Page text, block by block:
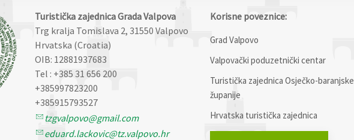
Turistička zajednica Grada Valpova
Trg kralja Tomislava 2, 31550 Valpovo
Hrvatska (Croatia)
OIB: 12881937683
Tel : +385 31 656 200
+385997823200
+385915793527
tzgvalpovo@gmail.com
eduard.lackovic@tz.valpovo.hr
Korisne poveznice:
Grad Valpovo
Valpovački poduzetnički centar
Turistička zajednica Osječko-baranjske
županije
Hrvatska turistička zajednica